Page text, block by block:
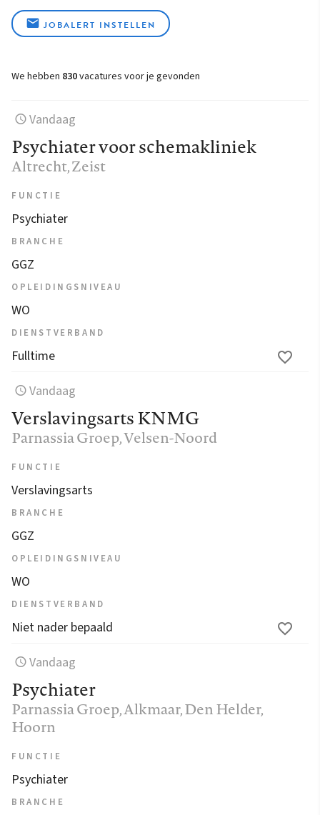
JOBALERT INSTELLEN
We hebben 830vacatures voor je gevonden
Vandaag
Psychiater voor schemakliniek
Altrecht, Zeist
FUNCTIE
Psychiater
BRANCHE
GGZ
OPLEIDINGSNIVEAU
WO
DIENSTVERBAND
Fulltime
Vandaag
Verslavingsarts KNMG
Parnassia Groep, Velsen-Noord
FUNCTIE
Verslavingsarts
BRANCHE
GGZ
OPLEIDINGSNIVEAU
WO
DIENSTVERBAND
Niet nader bepaald
Vandaag
Psychiater
Parnassia Groep, Alkmaar, Den Helder,
Hoorn
FUNCTIE
Psychiater
BRANCHE